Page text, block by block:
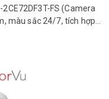
FS (Camera
màu sắc 24/7, tích hợp